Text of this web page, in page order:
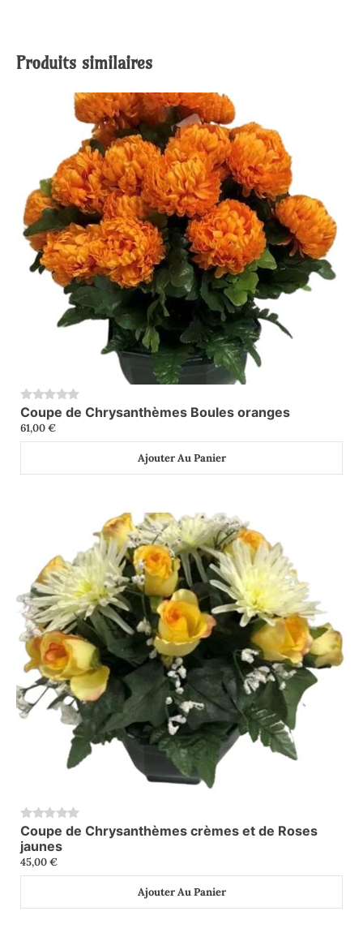
Produits similaires
0
Coupe de Chrysanthèmes Boules oranges
61,00€
Ajouter Au Panier
0
Coupe de Chrysanthèmes crèmes et de Roses
jaunes
45,00€
Ajouter Au Panier